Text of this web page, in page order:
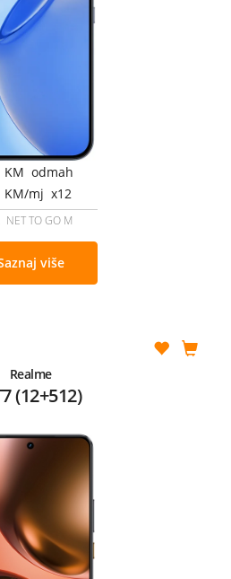
KM odmah
KM/mj x12
NET TO GO M
više
Realme
(12+512)